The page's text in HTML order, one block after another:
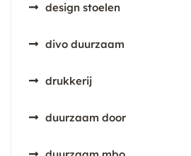
design stoelen
divo duurzaam
drukkerij
duurzaam door